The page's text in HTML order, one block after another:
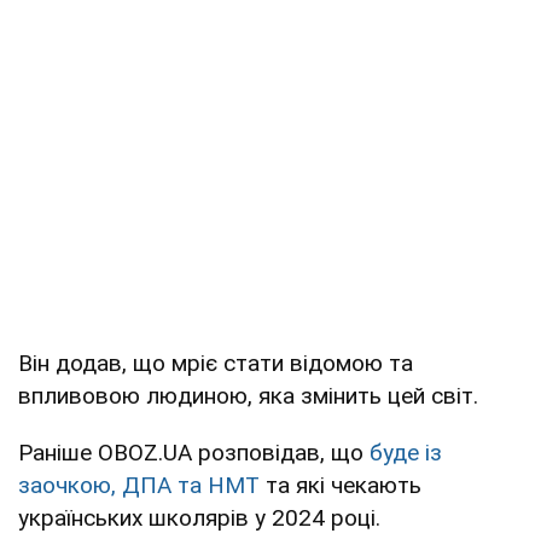
Він додав, що мріє стати відомою та
впливовою людиною, яка змінить цей світ.
Раніше OBOZ.UA розповідав, що буде із
заочкою, ДПА та НМТ та які чекають
українських школярів у 2024 році.